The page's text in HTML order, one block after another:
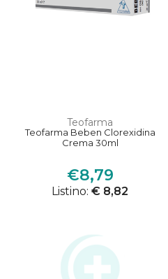
Teofarma
Teofarma Beben Clorexidina
Crema 30ml
€8,79
Listino: € 8,82